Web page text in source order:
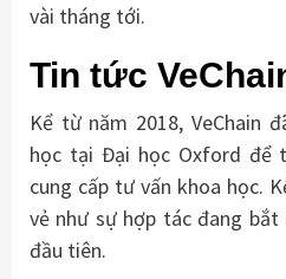
vài tháng tới.
Tin tức
Kể từ năm 2018, VeChain
học tại Đại học Oxford để
cung cấp tư vấn khoa học.
vẻ như sự hợp tác đang
đầu tiên.